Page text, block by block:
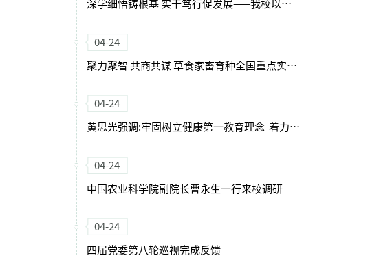
深学细悟铸根基 实干笃行促发展——我校以正确政绩观引领“十五五”开局新征程
04-24
聚力聚智 共商共谋 草食家畜育种全国重点实验室（筹）学术委员会会议召开
04-24
黄思光强调:牢固树立健康第一教育理念 着力培养德智体美劳全面发展的卓越农林人才
04-24
中国农业科学院副院长曹永生一行来校调研
04-24
四届党委第八轮巡视完成反馈